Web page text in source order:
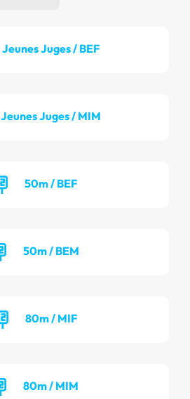
Jeunes Juges / BEF
Jeunes Juges / MIM
50m / BEF
50m / BEM
80m / MIF
80m / MIM